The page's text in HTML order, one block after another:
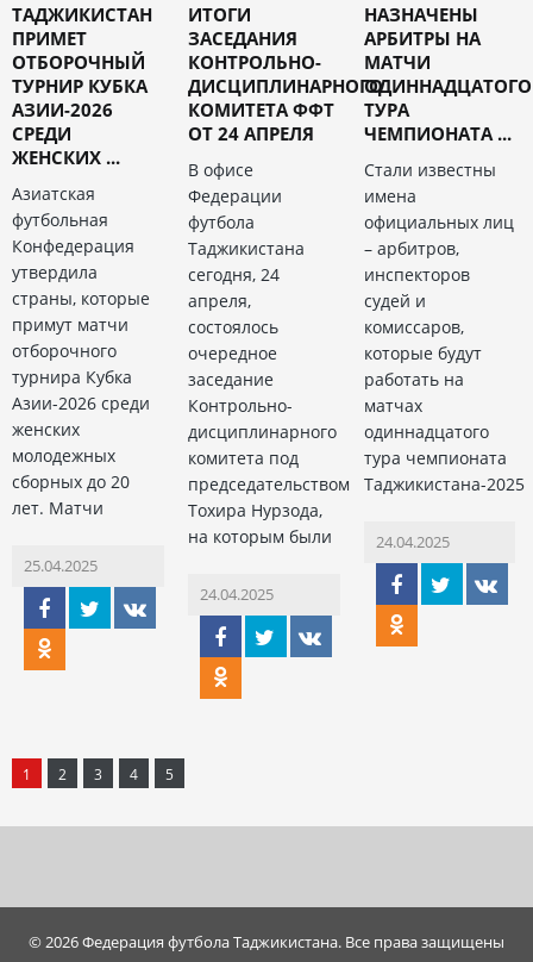
ТАДЖИКИСТАН
ПРИМЕТ
ОТБОРОЧНЫЙ
ТУРНИР КУБКА
АЗИИ-2026
СРЕДИ
ЖЕНСКИХ ...
Азиатская
футбольная
Конфедерация
утвердила
страны, которые
примут матчи
отборочного
турнира Кубка
Азии-2026 среди
женских
молодежных
сборных до 20
лет. Матчи
25.04.2025
ИТОГИ
ЗАСЕДАНИЯ
КОНТРОЛЬНО-
ДИСЦИПЛИНАРНОГО
КОМИТЕТА ФФТ
ОТ 24 АПРЕЛЯ
В офисе
Федерации
футбола
Таджикистана
сегодня, 24
апреля,
состоялось
очередное
заседание
Контрольно-
дисциплинарного
комитета под
председательством
Тохира Нурзода,
на которым были
24.04.2025
НАЗНАЧЕНЫ
АРБИТРЫ НА
МАТЧИ
ОДИННАДЦАТОГО
ТУРА
ЧЕМПИОНАТА ...
Стали известны
имена
официальных лиц
– арбитров,
инспекторов
судей и
комиссаров,
которые будут
работать на
матчах
одиннадцатого
тура чемпионата
Таджикистана-2025
24.04.2025
1 2 3 4 5
© 2026 Федерация футбола Таджикистана. Все права защищены